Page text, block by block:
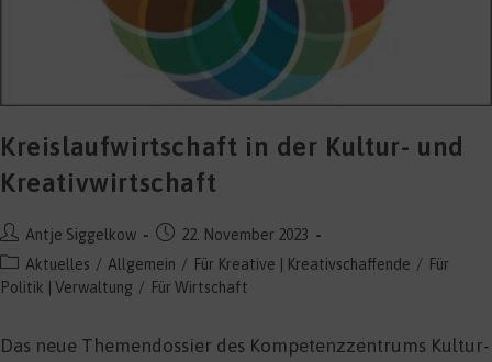
Kreislaufwirtschaft in der Kultur- und
Kreativwirtschaft
Beitrags-
Autor:
Antje Siggelkow
Beitrag
veröffentlicht:
22. November 2023
Beitrags-
Kategorie:
Aktuelles / Allgemein / Für Kreative | Kreativschaffende / Für
Politik | Verwaltung / Für Wirtschaft
Das neue Themendossier des Kompetenzzentrums Kultur-